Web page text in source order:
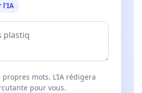
l’IA
propres mots. L’IA rédigera
pour vous.